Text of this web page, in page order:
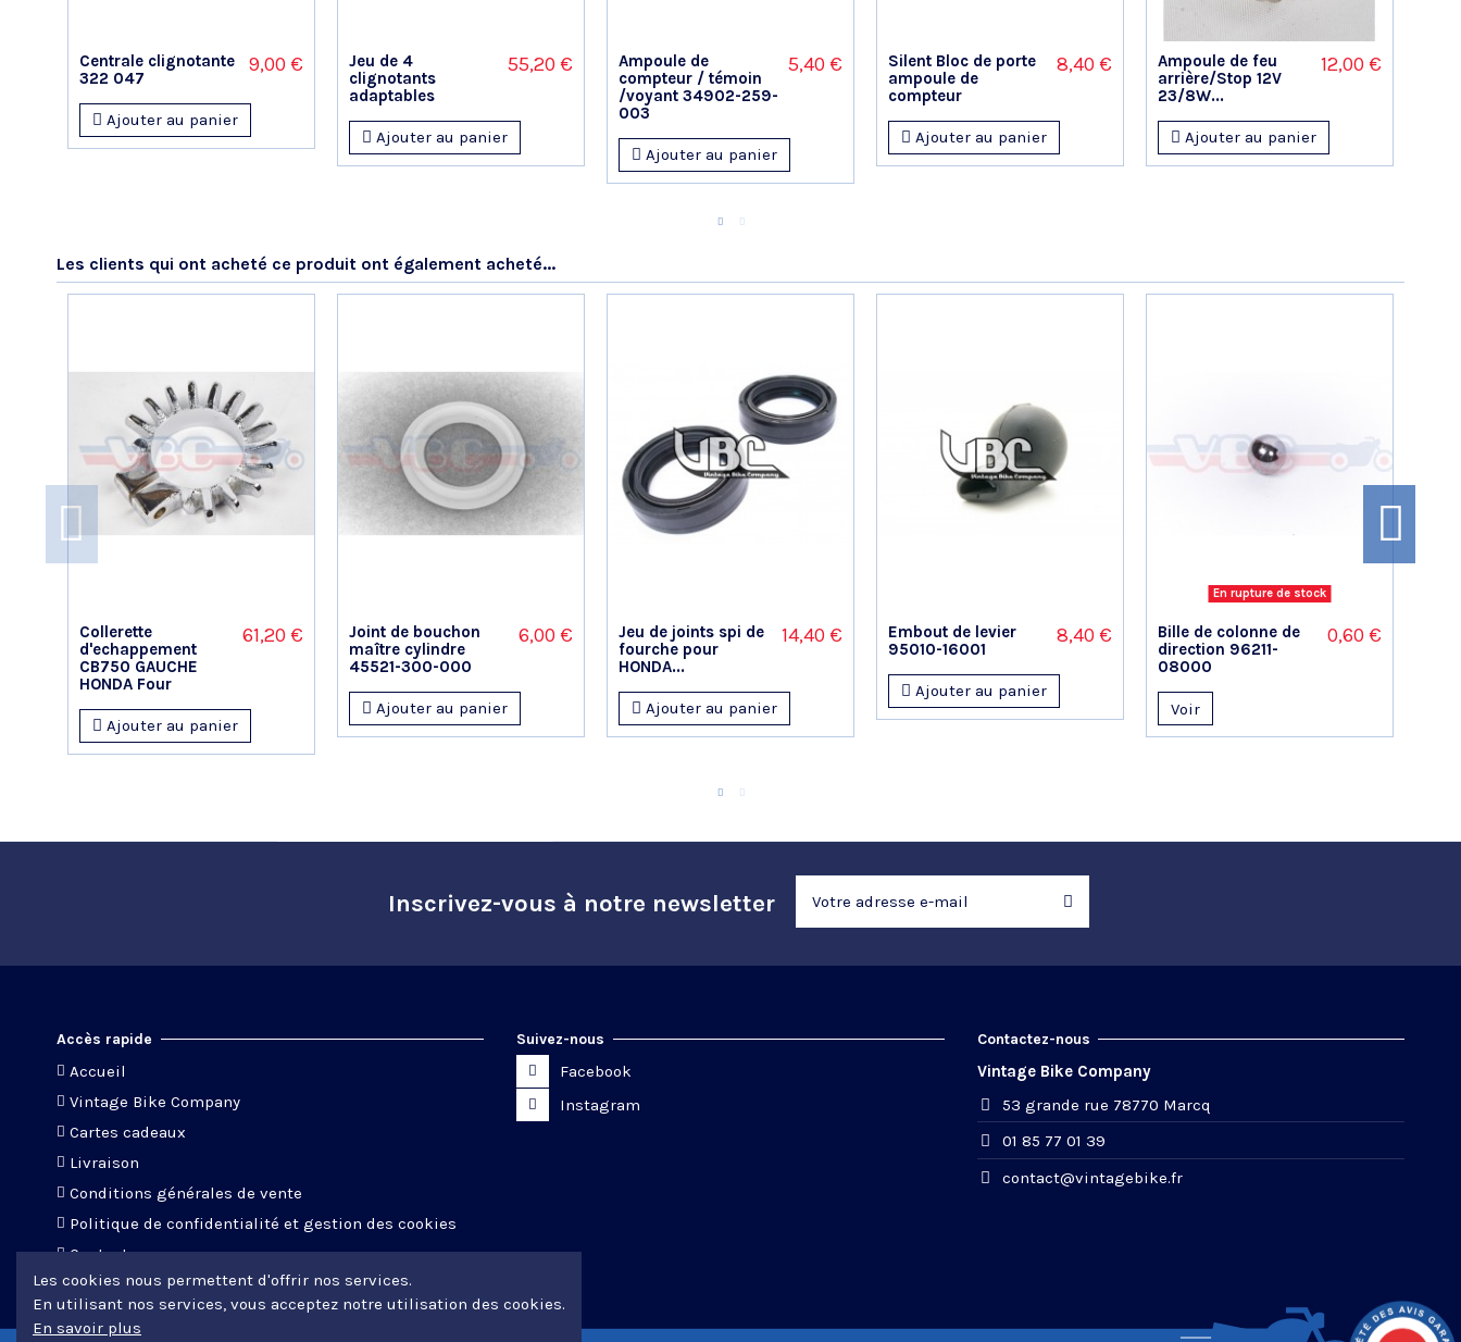
Alexandre G.
(Date de commande : 09/10/2021)
RAS.
Centrale clignotante
322 047
9,00 €
Ajouter au panier
Jeu de 4
clignotants
adaptables
55,20 €
Ajouter au panier
Ampoule de
compteur / témoin
/voyant 34902-259-
003
5,40 €
Ajouter au panier
Silent Bloc de porte
ampoule de
compteur
8,40 €
Ajouter au panier
Ampoule de feu
arrière/Stop 12V
23/8W...
12,00 €
Ajouter au panier
Les clients qui ont acheté ce produit ont également acheté...
Collerette
d'echappement
CB750 GAUCHE
HONDA Four
61,20 €
Ajouter au panier
Joint de bouchon
maître cylindre
45521-300-000
6,00 €
Ajouter au panier
Jeu de joints spi de
fourche pour
HONDA...
14,40 €
Ajouter au panier
Embout de levier
95010-16001
8,40 €
Ajouter au panier
En rupture de stock
Bille de colonne de
direction 96211-
08000
0,60 €
Voir
Inscrivez-vous à notre newsletter
Accès rapide
Accueil
Vintage Bike Company
Cartes cadeaux
Livraison
Conditions générales de vente
Politique de confidentialité et gestion des cookies
Contact
Suivez-nous
Facebook
Instagram
Contactez-nous
Vintage Bike Company
53 grande rue 78770 Marcq
01 85 77 01 39
contact@vintagebike.fr
Les cookies nous permettent d'offrir nos services.
En utilisant nos services, vous acceptez notre utilisation des cookies.
En savoir plus